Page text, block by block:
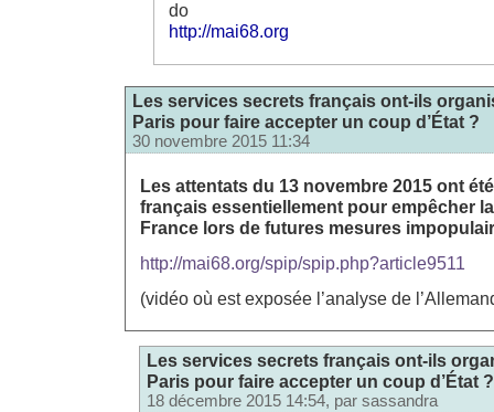
do
http://mai68.org
Les services secrets français ont-ils
Paris pour faire accepter un coup d’État ?
30 novembre 2015 11:34
Les attentats du 13 novembre 2015 ont
français essentiellement pour empêcher
France lors de futures mesures
http://mai68.org/spip/spip.php?article9511
(vidéo où est exposée l’analyse de
Les services secrets français ont-ils
Paris pour faire accepter un coup d’État ?
18 décembre 2015 14:54, par sassandra